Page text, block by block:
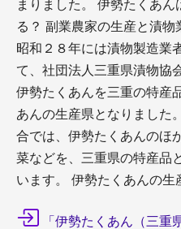
まりました。 伊勢たくあ
る？ 副業農家の生産と漬物
昭和２８年には漬物製造業
て、社団法人三重県漬物協
伊勢たくあんを三重の特産
あんの生産県となりました
合では、伊勢たくあんのほ
菜などを、三重県の特産品
います。 伊勢たくあんの生
「伊勢たくあん（三重